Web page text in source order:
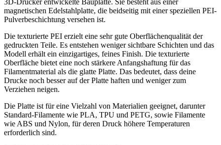
3D-Drucker entwickelte Bauplatte. Sie besteht aus einer
magnetischen Edelstahlplatte, die beidseitig mit einer speziellen PEI-
Pulverbeschichtung versehen ist.
Die texturierte PEI erzielt eine sehr gute Oberflächenqualität der
gedruckten Teile. Es entstehen weniger sichtbare Schichten und das
Modell erhält ein einzigartiges, feines Finish. Die texturierte
Oberfläche bietet eine noch stärkere Anfangshaftung für das
Filamentmaterial als die glatte Platte. Das bedeutet, dass deine
Drucke noch besser auf der Platte haften und weniger zum
Verziehen neigen.
Die Platte ist für eine Vielzahl von Materialien geeignet, darunter
Standard-Filamente wie PLA, TPU und PETG, sowie Filamente
wie ABS und Nylon, für deren Druck höhere Temperaturen
erforderlich sind.